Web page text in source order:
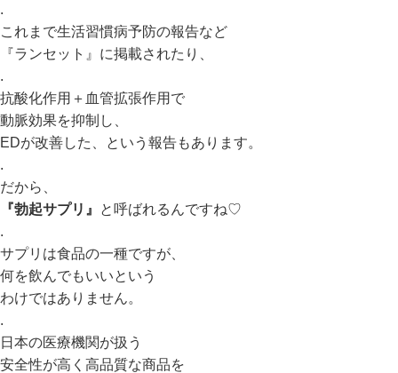
.
これまで生活習慣病予防の報告など
『ランセット』に掲載されたり、
.
抗酸化作用＋血管拡張作用で
動脈効果を抑制し、
EDが改善した、という報告もあります。
.
だから、
『勃起サプリ』
と呼ばれるんですね♡
.
サプリは食品の一種ですが、
何を飲んでもいいという
わけではありません。
.
日本の医療機関が扱う
安全性が高く高品質な商品を